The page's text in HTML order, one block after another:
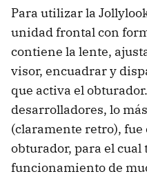
Para utilizar la
unidad frontal con
contiene la lente,
visor, encuadrar y
que activa el
desarrolladores, lo
(claramente retro), fue
obturador, para el
funcionamiento de